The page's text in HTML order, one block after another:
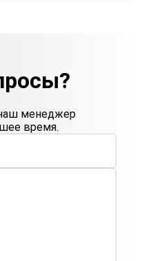
менеджер
время.